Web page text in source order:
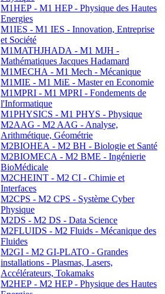
M1HEP - M1 HEP - Physique des Hautes
Energies
M1IES - M1 IES - Innovation, Entreprise
et Société
M1MATHJHADA - M1 MJH -
Mathématiques Jacques Hadamard
M1MECHA - M1 Mech - Mécanique
M1MIE - M1 MiE - Master en Economie
M1MPRI - M1 MPRI - Fondements de
l'Informatique
M1PHYSICS - M1 PHYS - Physique
M2AAG - M2 AAG - Analyse,
Arithmétique, Géométrie
M2BIOHEA - M2 BH - Biologie et Santé
M2BIOMECA - M2 BME - Ingénierie
BioMédicale
M2CHEINT - M2 CI - Chimie et
Interfaces
M2CPS - M2 CPS - Système Cyber
Physique
M2DS - M2 DS - Data Science
M2FLUIDS - M2 Fluids - Mécanique des
Fluides
M2GI - M2 GI-PLATO - Grandes
installations - Plasmas, Lasers,
Accélérateurs, Tokamaks
M2HEP - M2 HEP - Physique des Hautes